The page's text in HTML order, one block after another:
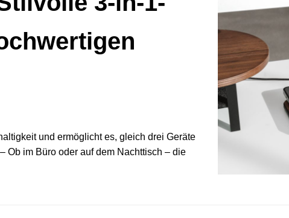
und ermöglicht es, gleich drei Geräte
Ob im Büro oder auf dem Nachttisch – die